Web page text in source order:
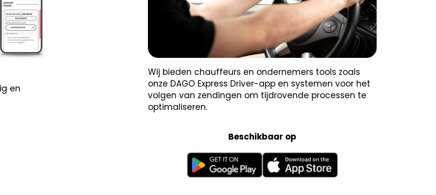
en
Wij bieden chauffeurs en ondernemers tools zoals
onze DAGO Express Driver-app en systemen voor het
volgen van zendingen om tijdrovende processen te
optimaliseren.
Beschikbaar op